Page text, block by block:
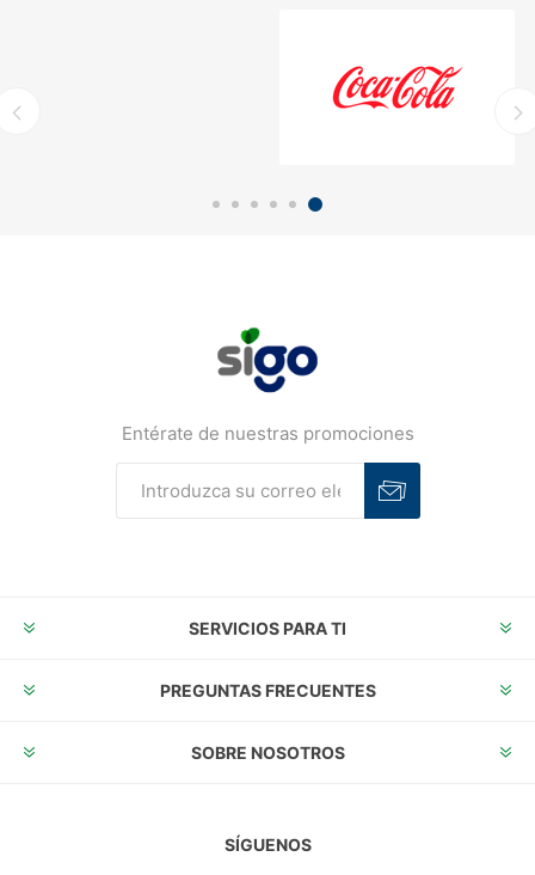
Entérate de nuestras promociones
SERVICIOS PARA TI
PREGUNTAS FRECUENTES
SOBRE NOSOTROS
SÍGUENOS